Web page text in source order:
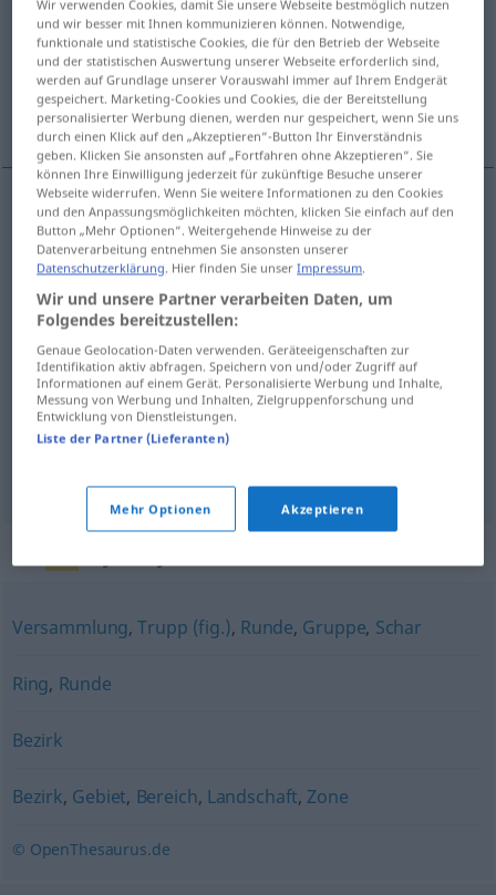
Übersicht aller Übersetzungen
(Für mehr Details die Übersetzung anklicken/antippen)
krug, okrug, kotar, kolo, kružni, okružni
krug Kreis
okrug,kotar Kreis
kolo Kreis
kružni Kreis IN ZSSGN
okružni Kreis Bezirkskreis
Versammlung,Trupp (fig.), Runde, Gruppe, Schar
Ring, Runde
Bezirk
Bezirk, Gebiet, Bereich, Landschaft, Zone
© OpenThesaurus.de
Wir verwenden Cookies, damit Sie unsere Webseite bestmöglich nutzen
und wir besser mit Ihnen kommunizieren können. Notwendige,
funktionale und statistische Cookies, die für den Betrieb der Webseite
und der statistischen Auswertung unserer Webseite erforderlich sind,
werden auf Grundlage unserer Vorauswahl immer auf Ihrem Endgerät
gespeichert. Marketing-Cookies und Cookies, die der Bereitstellung
personalisierter Werbung dienen, werden nur gespeichert, wenn Sie uns
durch einen Klick auf den „Akzeptieren“-Button Ihr Einverständnis
geben. Klicken Sie ansonsten auf „Fortfahren ohne Akzeptieren“. Sie
können Ihre Einwilligung jederzeit für zukünftige Besuche unserer
Webseite widerrufen. Wenn Sie weitere Informationen zu den Cookies
und den Anpassungsmöglichkeiten möchten, klicken Sie einfach auf den
Button „Mehr Optionen“. Weitergehende Hinweise zu der
Datenverarbeitung entnehmen Sie ansonsten unserer
Datenschutzerklärung. Hier finden Sie unserImpressum.
Wir und unsere Partner verarbeiten Daten, um
Folgendes bereitzustellen:
Genaue Geolocation-Daten verwenden. Geräteeigenschaften zur
Identifikation aktiv abfragen. Speichern von und/oder Zugriff auf
Informationen auf einem Gerät. Personalisierte Werbung und Inhalte,
Messung von Werbung und Inhalten, Zielgruppenforschung und
Entwicklung von Dienstleistungen.
Liste der Partner (Lieferanten)
Mehr Optionen Akzeptieren